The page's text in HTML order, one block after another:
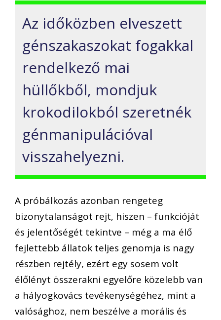
Az időközben elveszett
génszakaszokat fogakkal
rendelkező mai
hüllőkből, mondjuk
krokodilokból szeretnék
génmanipulációval
visszahelyezni.
A próbálkozás azonban rengeteg
bizonytalanságot rejt, hiszen – funkcióját
és jelentőségét tekintve – még a ma élő
fejlettebb állatok teljes genomja is nagy
részben rejtély, ezért egy sosem volt
élőlényt összerakni egyelőre közelebb van
a hályogkovács tevékenységéhez, mint a
valósághoz, nem beszélve a morális és